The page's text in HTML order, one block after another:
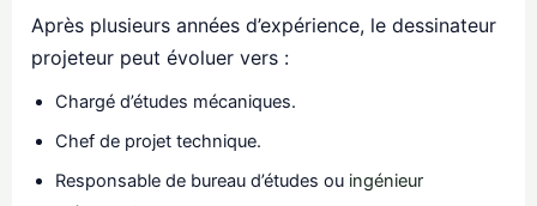
Après plusieurs années d’expérience, le dessinateur
projeteur peut évoluer vers :
Chargé d’études mécaniques.
Chef de projet technique.
Responsable de bureau d’études ou ingénieur